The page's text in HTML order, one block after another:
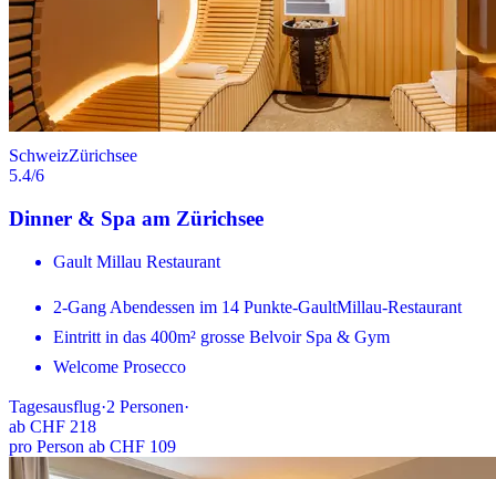
SchweizZürichsee
5.4/6
Dinner & Spa am Zürichsee
Gault Millau Restaurant
2-Gang Abendessen im 14 Punkte-GaultMillau-Restaurant
Eintritt in das 400m² grosse Belvoir Spa & Gym
Welcome Prosecco
Tagesausflug·2 Personen·
ab CHF 218
pro Person ab CHF 109